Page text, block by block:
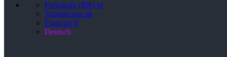
Português (BR) pt
Українська uk
Français fr
Deutsch